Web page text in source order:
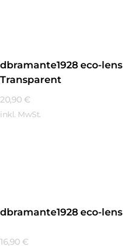
dbramante1928 eco-
Transparent
20,90 €
inkl. MwSt.
dbramante1928 eco-
16,90 €